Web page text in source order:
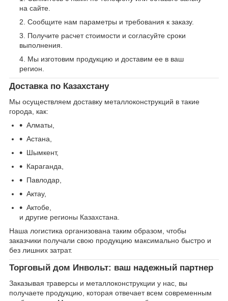
на сайте.
Сообщите нам параметры и требования к заказу.
Получите расчет стоимости и согласуйте сроки
выполнения.
Мы изготовим продукцию и доставим ее в ваш
регион.
Доставка по Казахстану
Мы осуществляем доставку металлоконструкций в такие
города, как:
Алматы,
Астана,
Шымкент,
Караганда,
Павлодар,
Актау,
Актобе,
и другие регионы Казахстана.
Наша логистика организована таким образом, чтобы
заказчики получали свою продукцию максимально быстро и
без лишних затрат.
Торговый дом Инвольт: ваш надежный партнер
Заказывая траверсы и металлоконструкции у нас, вы
получаете продукцию, которая отвечает всем современным